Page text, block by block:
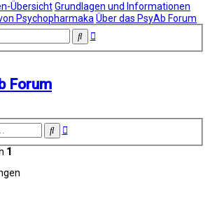
ÜbersichtGrundlagen und Informationen
Psychopharmaka Über das PsyAb Forum
SucheErweiterte
Forum
SucheErweiterte
1